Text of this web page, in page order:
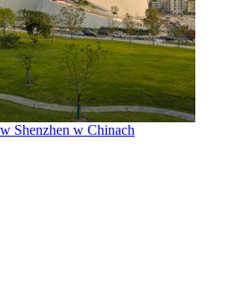
Shenzhen w Chinach